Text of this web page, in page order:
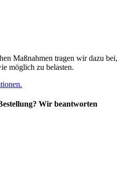
Maßnahmen tragen wir dazu bei,
möglich zu belasten.
Wir beantworten